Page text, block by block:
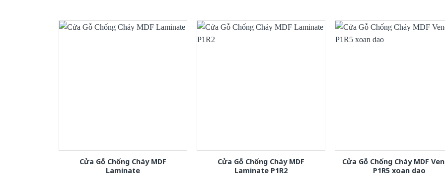
Cửa Gỗ Chống Cháy MDF
Laminate
Cửa Gỗ Chống Cháy MDF
Laminate P1R2
Cửa Gỗ Chống Cháy MDF
P1R5 xoan dao